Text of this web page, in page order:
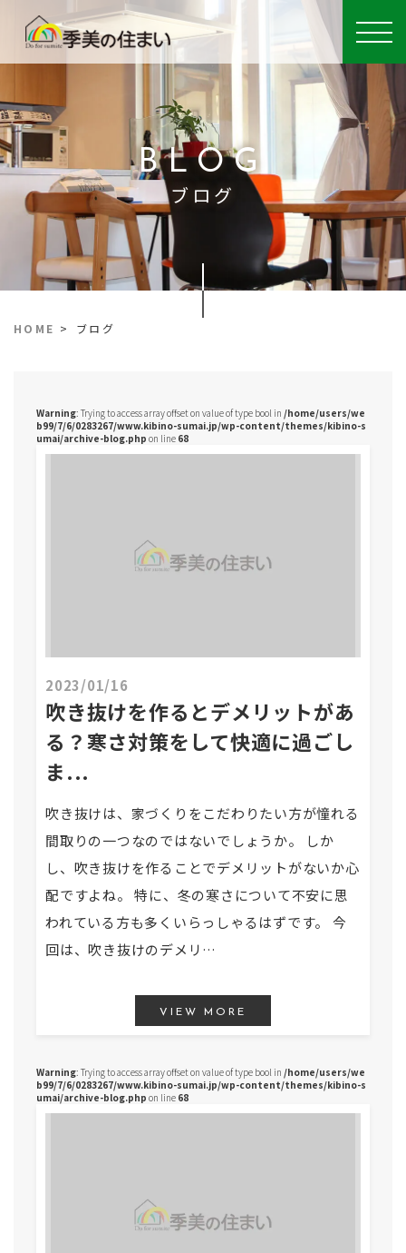
BLOG
ブログ
HOME > ブログ
Warning: Trying to access array offset on value of type bool in /home/users/we
b99/7/6/0283267/www.kibino-sumai.jp/wp-content/themes/kibino-s
umai/archive-blog.php on line 68
2023/01/16
吹き抜けを作るとデメリットがあ
る？寒さ対策をして快適に過ごし
ま...
吹き抜けは、家づくりをこだわりたい方が憧れる
間取りの一つなのではないでしょうか。 しか
し、吹き抜けを作ることでデメリットがないか心
配ですよね。 特に、冬の寒さについて不安に思
われている方も多くいらっしゃるはずです。 今
回は、吹き抜けのデメリ…
VIEW MORE
Warning: Trying to access array offset on value of type bool in /home/users/we
b99/7/6/0283267/www.kibino-sumai.jp/wp-content/themes/kibino-s
umai/archive-blog.php on line 68